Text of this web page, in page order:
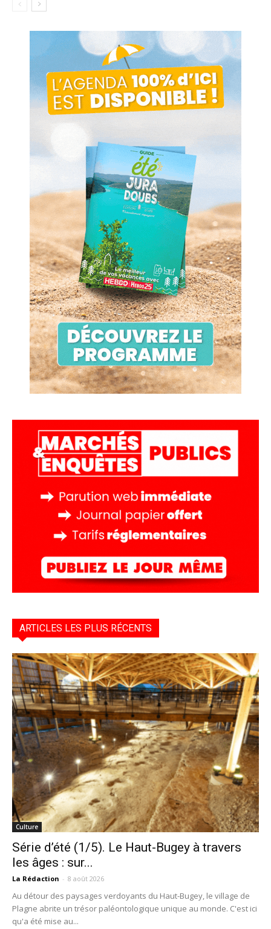
ARTICLES LES PLUS RÉCENTS
Culture
Série d’été (1/5). Le Haut-Bugey à travers
les âges : sur...
La Rédaction - 8 août 2026
Au détour des paysages verdoyants du Haut-Bugey, le village de
Plagne abrite un trésor paléontologique unique au monde. C'est ici
qu'a été mise au...